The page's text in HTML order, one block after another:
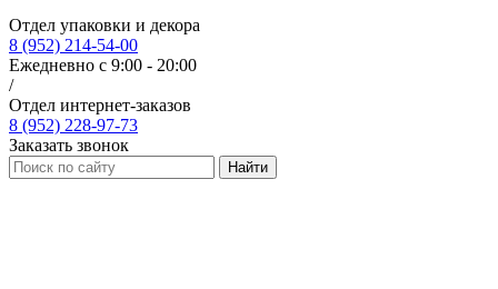
Отдел упаковки и декора
8 (952) 214-54-00
Ежедневно с 9:00 - 20:00
/
Отдел интернет-заказов
8 (952) 228-97-73
Заказать звонок
Найти